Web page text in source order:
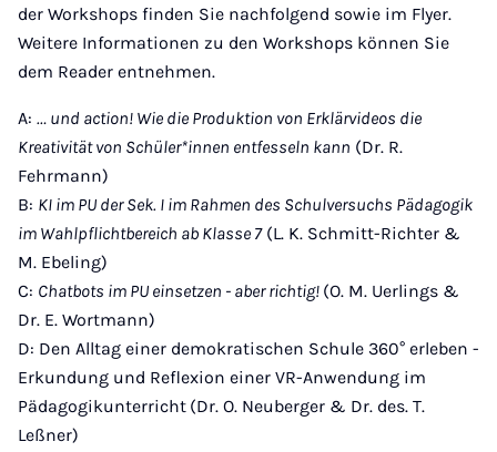
der Workshops finden Sie nachfolgend sowie im Flyer.
Weitere Informationen zu den Workshops können Sie
dem Reader entnehmen.
A: … und action! Wie die Produktion von Erklärvideos die
Kreativität von Schüler*innen entfesseln kann (Dr. R.
Fehrmann)
B: KI im PU der Sek. I im Rahmen des Schulversuchs Pädagogik
im Wahlpflichtbereich ab Klasse 7(L. K. Schmitt-Richter &
M. Ebeling)
C: Chatbots im PU einsetzen - aber richtig! (O. M. Uerlings &
Dr. E. Wortmann)
D: Den Alltag einer demokratischen Schule 360° erleben -
Erkundung und Reflexion einer VR-Anwendung im
Pädagogikunterricht (Dr. O. Neuberger & Dr. des. T.
Leßner)